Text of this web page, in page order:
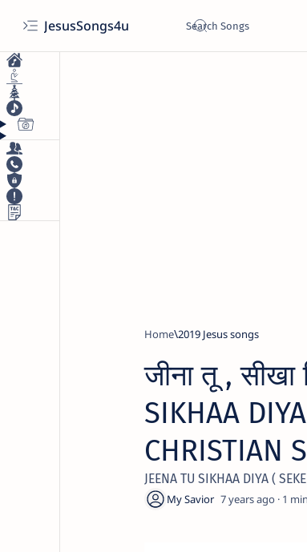
JesusSongs4u
Home 2019 Jesus songs
जीना तू , सीखा
SIKHAA
CHRISTIAN
JEENA TU SIKHAA DIYA (
7 years ago 1